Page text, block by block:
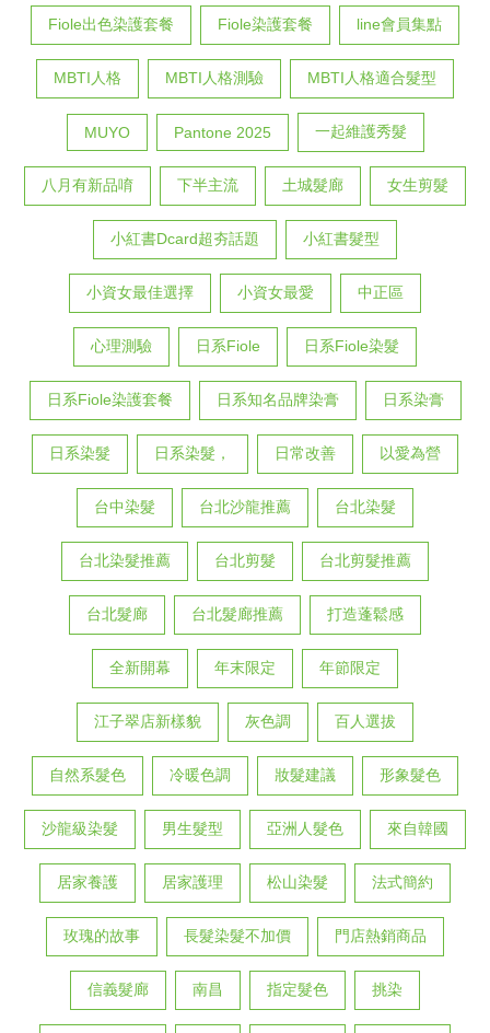
Fiole出色染護套餐 Fiole染護套餐 line會員集點
MBTI人格 MBTI人格測驗 MBTI人格適合髮型
MUYO Pantone 2025 一起維護秀髮
八月有新品唷 下半主流 土城髮廊 女生剪髮
小紅書Dcard超夯話題 小紅書髮型
小資女最佳選擇 小資女最愛 中正區
心理測驗 日系Fiole 日系Fiole染髮
日系Fiole染護套餐 日系知名品牌染膏 日系染膏
日系染髮 日系染髮， 日常改善 以愛為營
台中染髮 台北沙龍推薦 台北染髮
台北染髮推薦 台北剪髮 台北剪髮推薦
台北髮廊 台北髮廊推薦 打造蓬鬆感
全新開幕 年末限定 年節限定
江子翠店新樣貌 灰色調 百人選拔
自然系髮色 冷暖色調 妝髮建議 形象髮色
沙龍級染髮 男生髮型 亞洲人髮色 來自韓國
居家養護 居家護理 松山染髮 法式簡約
玫瑰的故事 長髮染髮不加價 門店熱銷商品
信義髮廊 南昌 指定髮色 挑染